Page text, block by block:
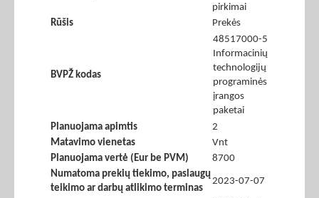
pirkimai
Rūšis
Prekės
BVPŽ kodas
48517000-5
Informacinių
technologijų
programinės
įrangos
paketai
Planuojama apimtis
2
Matavimo vienetas
Vnt
Planuojama vertė (Eur be PVM)
8700
Numatoma prekių tiekimo, paslaugų
teikimo ar darbų atlikimo terminas
2023-07-07